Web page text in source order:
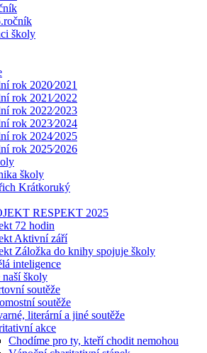
školy
rok 2020⁄2021
rok 2021⁄2022
rok 2022⁄2023
rok 2023⁄2024
rok 2024⁄2025
rok 2025⁄2026
školy
Krátkoruký
RESPEKT 2025
72 hodin
Aktivní září
Záložka do knihy spojuje školy
inteligence
naší školy
soutěže
soutěže
literární a jiné soutěže
akce
Chodíme pro ty, kteří chodit nemohou